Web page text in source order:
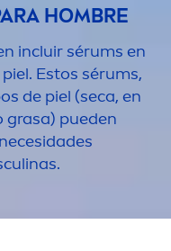
HOMBRE
incluir sérums en
Estos sérums,
de piel (seca, en
grasa) pueden